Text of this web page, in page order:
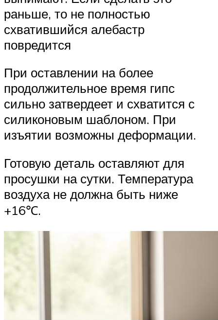
раньше, то не полностью
схватившийся алебастр
повредится
При оставлении на более
продолжительное время гипс
сильно затвердеет и схватится с
силиконовым шаблоном. При
изъятии возможны деформации.
Готовую деталь оставляют для
просушки на сутки. Температура
воздуха не должна быть ниже
+16℃.